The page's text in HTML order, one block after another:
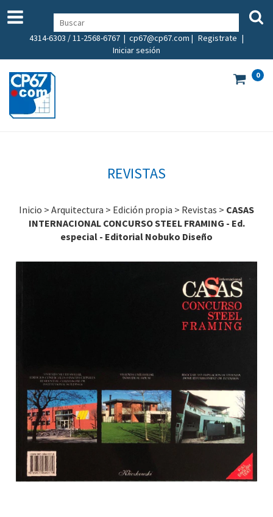
4314-6303 / 11-2568-6767 | cp67@cp67.com | Registrate |
Iniciar sesión
0
REVISTAS
Inicio > Arquitectura > Edición propia > Revistas > CASAS
INTERNACIONAL CONCURSO STEEL FRAMING - Ed.
especial - Editorial Nobuko Diseño